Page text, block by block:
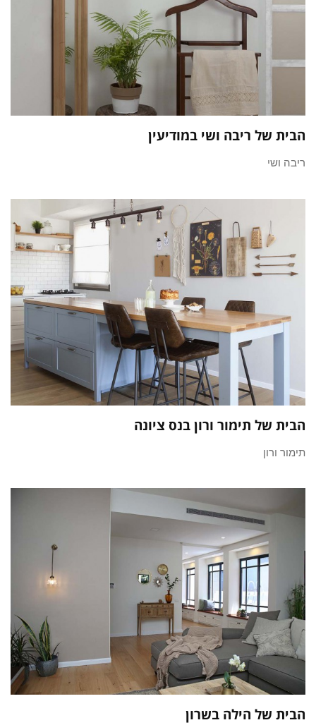
הבית של ריבה ושי במודיעין
ריבה ושי
הבית של תימור ורון בנס ציונה
תימור ורון
הבית של הילה בשרון